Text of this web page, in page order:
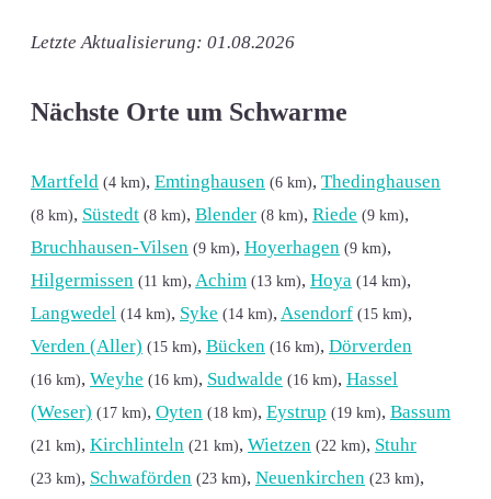
Letzte Aktualisierung: 01.08.2026
Nächste Orte um Schwarme
Martfeld (4 km), Emtinghausen (6 km), Thedinghausen
(8 km), Süstedt (8 km), Blender (8 km), Riede (9 km),
Bruchhausen-Vilsen (9 km), Hoyerhagen (9 km),
Hilgermissen (11 km), Achim (13 km), Hoya (14 km),
Langwedel (14 km), Syke (14 km), Asendorf (15 km),
Verden (Aller) (15 km), Bücken (16 km), Dörverden
(16 km), Weyhe (16 km), Sudwalde (16 km), Hassel
(Weser) (17 km), Oyten (18 km), Eystrup (19 km), Bassum
(21 km), Kirchlinteln (21 km), Wietzen (22 km), Stuhr
(23 km), Schwaförden (23 km), Neuenkirchen (23 km),